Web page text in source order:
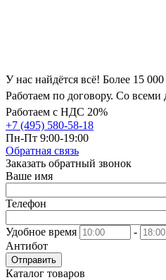
У нас найдётся всё! Более 15 000
Работаем по договору. Со всеми
Работаем с НДС 20%
+7 (495) 580-58-18
Пн-Пт 9:00-19:00
Обратная связь
Заказать обратный звонок
Ваше имя
Телефон
Удобное время
-
Антибот
Отправить
Каталог товаров